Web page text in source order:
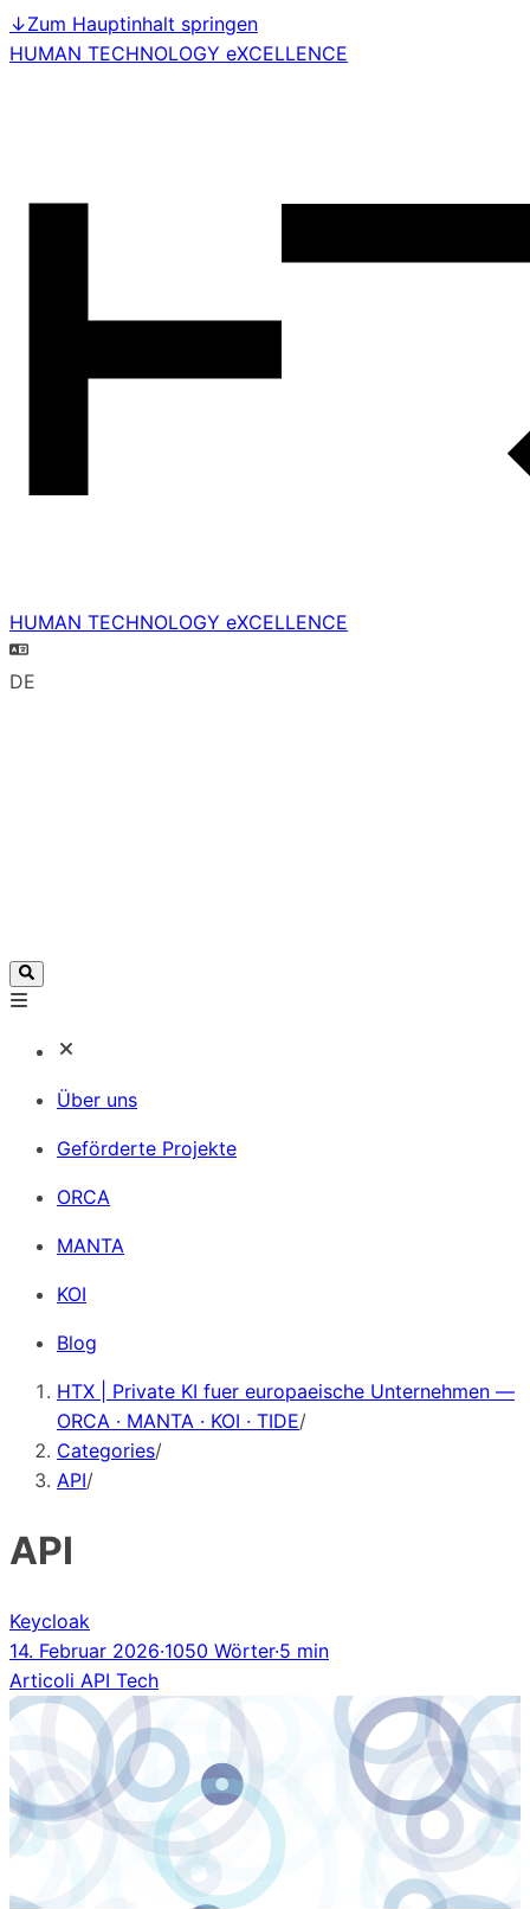
↓Zum Hauptinhalt springen
HUMAN TECHNOLOGY eXCELLENCE
HUMAN TECHNOLOGY eXCELLENCE
DE
Über uns
Geförderte Projekte
ORCA
MANTA
KOI
Blog
HTX | Private KI fuer europaeische Unternehmen —
ORCA · MANTA · KOI · TIDE/
Categories/
API/
API
Keycloak
14. Februar 2026·1050 Wörter·5 min
Articoli API Tech